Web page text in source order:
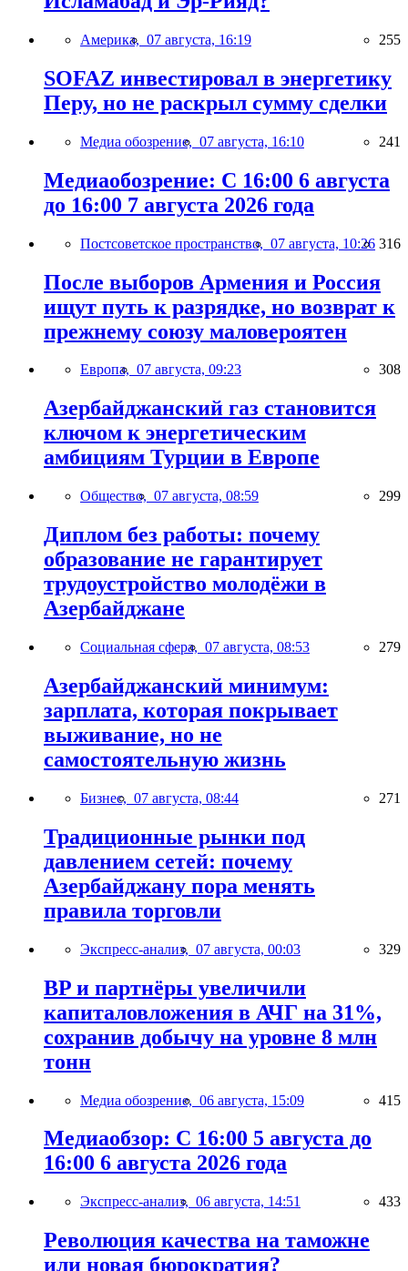
Америка, 07 августа, 16:19 255
SOFAZ инвестировал в энергетику
Перу, но не раскрыл сумму сделки
Медиа обозрение, 07 августа, 16:10 241
Медиаобозрение: С 16:00 6 августа
до 16:00 7 августа 2026 года
Постсоветское пространство, 07 августа, 10:26 316
После выборов Армения и Россия
ищут путь к разрядке, но возврат к
прежнему союзу маловероятен
Европа, 07 августа, 09:23 308
Азербайджанский газ становится
ключом к энергетическим
амбициям Турции в Европе
Общество, 07 августа, 08:59 299
Диплом без работы: почему
образование не гарантирует
трудоустройство молодёжи в
Азербайджане
Социальная сфера, 07 августа, 08:53 279
Азербайджанский минимум:
зарплата, которая покрывает
выживание, но не
самостоятельную жизнь
Бизнес, 07 августа, 08:44 271
Традиционные рынки под
давлением сетей: почему
Азербайджану пора менять
правила торговли
Экспресс-анализ, 07 августа, 00:03 329
BP и партнёры увеличили
капиталовложения в АЧГ на 31%,
сохранив добычу на уровне 8 млн
тонн
Медиа обозрение, 06 августа, 15:09 415
Медиаобзор: С 16:00 5 августа до
16:00 6 августа 2026 года
Экспресс-анализ, 06 августа, 14:51 433
Революция качества на таможне
или новая бюрократия?